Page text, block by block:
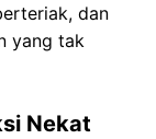
dan
yang tak
Nekat